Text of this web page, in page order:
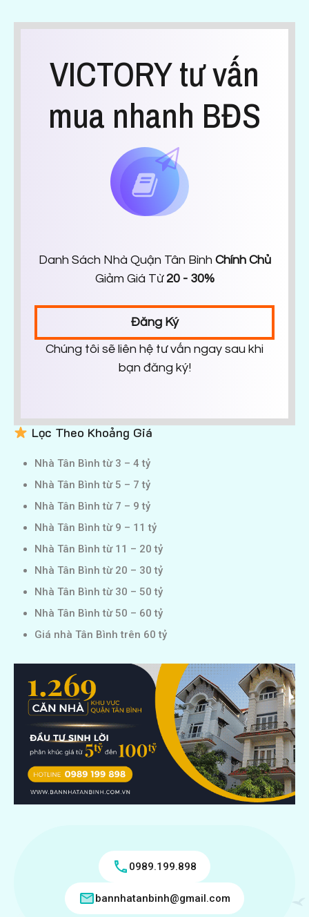
VICTORY tư vấn
mua nhanh BĐS
Danh Sách Nhà Quận Tân Bình Chính Chủ
Giảm Giá Từ 20 - 30%
Đăng Ký
Chúng tôi sẽ liên hệ tư vấn ngay sau khi
bạn đăng ký!
Lọc Theo Khoảng Giá
Nhà Tân Bình từ 3 – 4 tỷ
Nhà Tân Bình từ 5 – 7 tỷ
Nhà Tân Bình từ 7 – 9 tỷ
Nhà Tân Bình từ 9 – 11 tỷ
Nhà Tân Bình từ 11 – 20 tỷ
Nhà Tân Bình từ 20 – 30 tỷ
Nhà Tân Bình từ 30 – 50 tỷ
Nhà Tân Bình từ 50 – 60 tỷ
Giá nhà Tân Bình trên 60 tỷ
0989.199.898
bannhatanbinh@gmail.com